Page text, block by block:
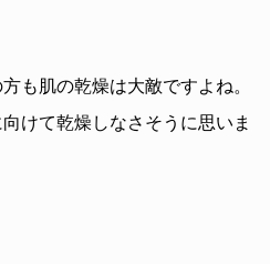
も肌の乾燥は大敵ですよね。
けて乾燥しなさそうに思いま